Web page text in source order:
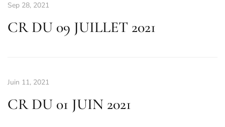
Sep 28, 2021
CR DU 09 JUILLET 2021
Juin 11, 2021
CR DU 01 JUIN 2021